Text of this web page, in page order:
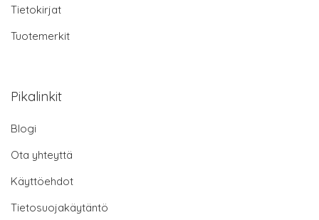
Tietokirjat
Tuotemerkit
Pikalinkit
Blogi
Ota yhteyttä
Käyttöehdot
Tietosuojakäytäntö